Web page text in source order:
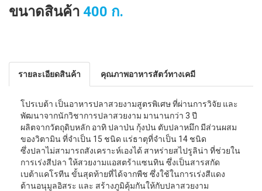
ขนาดสินค้า 400 ก.
รายละเอียดสินค้า คุณภาพอาหารสัตว์ทางเคมี
โปรเบต้า เป็นอาหารปลาสวยงามสูตรพิเศษ ที่ผ่านการวิจัย และ
พัฒนาจากนักวิชาการปลาสวยงาม มานานกว่า 3 ปี
ผลิตจากวัตถุดิบหลัก อาทิ ปลาป่น กุ้งป่น ตับปลาหมึก มีส่วนผสม
ของวิตามิน ที่จำเป็น 15 ชนิด แร่ธาตุที่จำเป็น 14 ชนิด
ซึ่งปลาไม่สามารถสังเคราะห์เองได้ สาหร่ายสไปรูลิน่า ที่ช่วยใน
การเร่งสีปลา ให้สวยงามแอสตร้าแซนทิน ซึ่งเป็นสารสกัด
เบต้าแคโรทีน ขั้นสุดท้ายที่ได้จากพืช ซึ่งใช้ในการเร่งสีแดง
ต้านอนุมูลอิสระ และ สร้างภูมิคุ้มกันให้กับปลาสวยงาม